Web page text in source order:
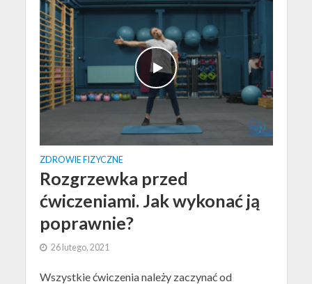
ZDROWIE FIZYCZNE
Rozgrzewka przed
ćwiczeniami. Jak wykonać ją
poprawnie?
26 lutego, 2021
Wszystkie ćwiczenia należy zaczynać od